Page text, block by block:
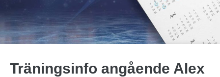
Träningsinfo angående Alex